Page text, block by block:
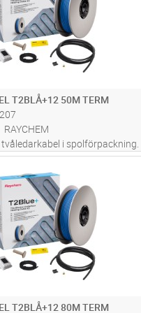
T2BLÅ+12 50M TERM
RAYCHEM
i spolförpackning.
med påmonterad kallkabel
är metermärkt, PFAS-fri
kabelminne för en smidig
Kompatib...läs mer
Lägg i kundvagn
T2BLÅ+12 80M TERM